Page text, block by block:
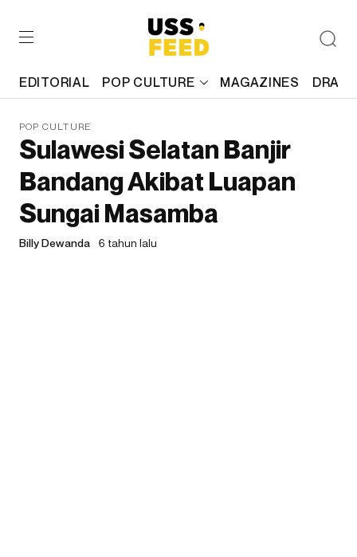
EDITORIAL POP CULTURE MAGAZINES
POP CULTURE
Sulawesi Selatan Banjir
Bandang Akibat Luapan
Sungai Masamba
Billy Dewanda 6 tahun lalu